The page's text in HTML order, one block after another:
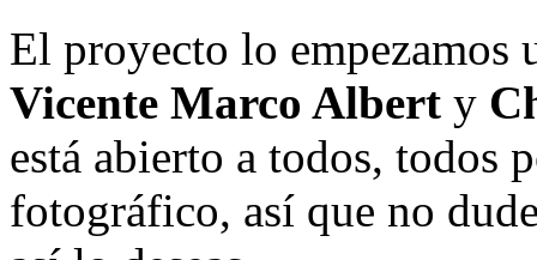
El proyecto lo empezamos
Vicente Marco Albert y
está abierto a todos, todos
fotográfico, así que no